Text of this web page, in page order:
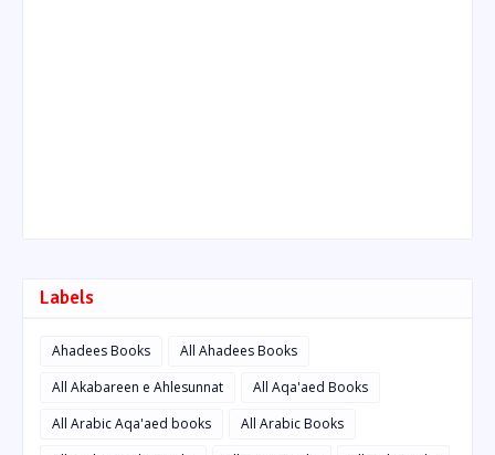
Labels
Ahadees Books
All Ahadees Books
All Akabareen e Ahlesunnat
All Aqa'aed Books
All Arabic Aqa'aed books
All Arabic Books